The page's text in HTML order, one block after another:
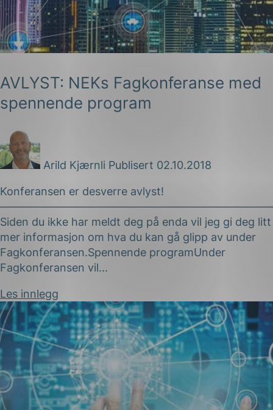
AVLYST: NEKs Fagkonferanse med
spennende program
Arild Kjærnli Publisert 02.10.2018
Konferansen er desverre avlyst!
Siden du ikke har meldt deg på enda vil jeg gi deg litt
mer informasjon om hva du kan gå glipp av under
Fagkonferansen.Spennende programUnder
Fagkonferansen vil...
Les innlegg